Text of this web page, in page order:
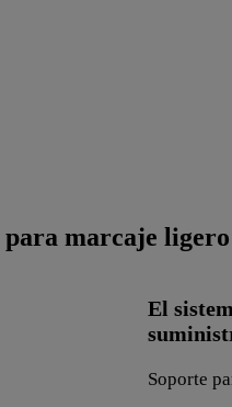
para marcaje ligero
El
Soporte